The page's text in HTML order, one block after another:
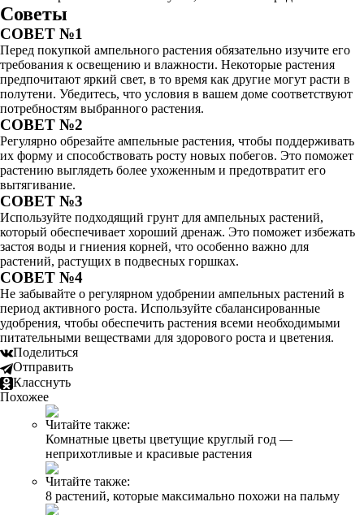
Советы
СОВЕТ №1
Перед покупкой ампельного растения обязательно изучите его
требования к освещению и влажности. Некоторые растения
предпочитают яркий свет, в то время как другие могут расти в
полутени. Убедитесь, что условия в вашем доме соответствуют
потребностям выбранного растения.
СОВЕТ №2
Регулярно обрезайте ампельные растения, чтобы поддерживать
их форму и способствовать росту новых побегов. Это поможет
растению выглядеть более ухоженным и предотвратит его
вытягивание.
СОВЕТ №3
Используйте подходящий грунт для ампельных растений,
который обеспечивает хороший дренаж. Это поможет избежать
застоя воды и гниения корней, что особенно важно для
растений, растущих в подвесных горшках.
СОВЕТ №4
Не забывайте о регулярном удобрении ампельных растений в
период активного роста. Используйте сбалансированные
удобрения, чтобы обеспечить растения всеми необходимыми
питательными веществами для здорового роста и цветения.
Поделиться
Отправить
Класснуть
Похожее
Читайте также:
Комнатные цветы цветущие круглый год —
неприхотливые и красивые растения
Читайте также:
8 растений, которые максимально похожи на пальму